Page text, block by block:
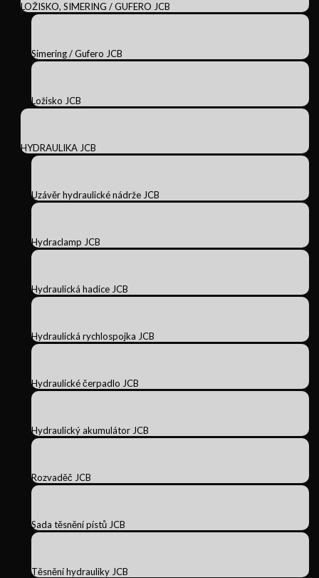
LOŽISKO, SIMERING / GUFERO JCB
Simering / Gufero JCB
Ložisko JCB
HYDRAULIKA JCB
Uzávěr hydraulické nádrže JCB
Hydraclamp JCB
Hydraulická hadice JCB
Hydraulická rychlospojka JCB
Hydraulické čerpadlo JCB
Hydraulický akumulátor JCB
Rozvaděč JCB
Sada těsnění pístů JCB
Těsnění hydrauliky JCB